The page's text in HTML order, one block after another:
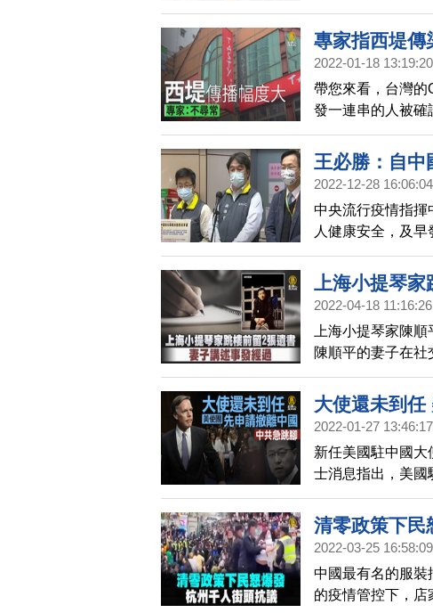
疫苗，且滿14天
不能說是強制，而
專家指西堤傳
2022-01-18 13:19:20
帶您來看，台灣的
發一連串的人被確
這件事情不尋常，
的關鍵時間點，黃
情。
王必勝：自中
2022-12-28 16:06:04
中央流行疫情指揮
人健康安全，及
異株，自明(112)
持現行不開放中
金馬地區民眾過年
及後續自我篩檢，
理，陽性檢體則後
上海小提琴家
2022-04-18 11:16:26
上海小提琴家陳
陳順平的妻子在
殺前寫下兩張遺書
大使還未到任
2022-01-27 13:46:17
新任美國駐中國大
士消息指出，美國
美國國務院提出「
開中國。伯恩斯還
清零政策下民
2022-03-25 16:58:09
中國最有名的服裝
的疫情管控下，